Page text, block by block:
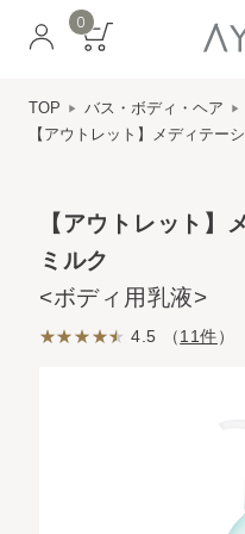
0
TOP
バス・ボディ・ヘア
【アウトレット】メディテー
【アウトレット】
ミルク
<ボディ用乳液>
4.5 （11件）